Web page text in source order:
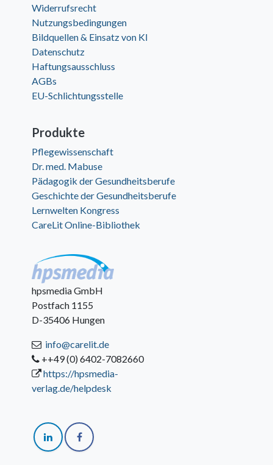
Widerrufsrecht
Nutzungsbedingungen
Bildquellen & Einsatz von KI
Datenschutz
Haftungsausschluss
AGBs
EU-Schlichtungsstelle
Produkte
Pflegewissenschaft
Dr. med. Mabuse
Pädagogik der Gesundheitsberufe
Geschichte der Gesundheitsberufe
Lernwelten Kongress
CareLit Online-Bibliothek
hpsmedia GmbH
Postfach 1155
D-35406 Hungen
info@carelit.de
++49 (0) 6402-7082660
https://hpsmedia-
verlag.de/helpdesk